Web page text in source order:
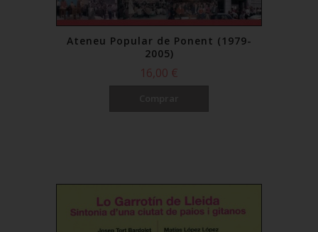
Ateneu Popular de Ponent (1979-
2005)
16,00 €